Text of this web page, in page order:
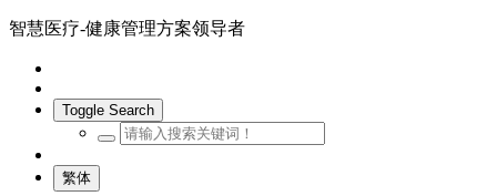
智慧医疗-健康管理方案领导者
Toggle Search
繁体